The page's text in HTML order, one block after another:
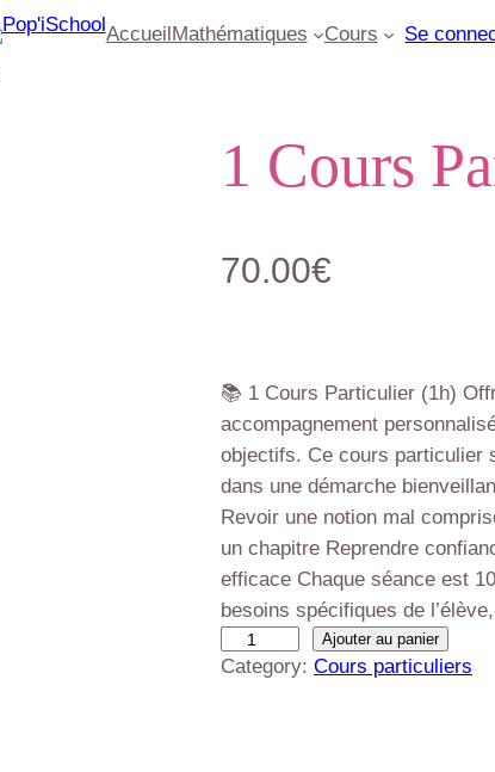
AccueilMathématiques Cours Se
1 Cours
70.00€
📚 1 Cours Particulier (1h)
accompagnement
objectifs. Ce cours particulier
dans une démarche
Revoir une notion mal
un chapitre Reprendre
efficace Chaque séance est
besoins spécifiques de
Ajouter au panier
Category: Cours particuliers